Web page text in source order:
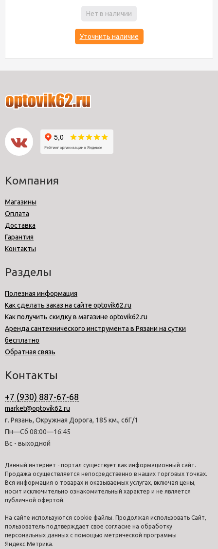
Нет в наличии
Уточнить наличие
Компания
Магазины
Оплата
Доставка
Гарантия
Контакты
Разделы
Полезная информация
Как сделать заказ на сайте optovik62.ru
Как получить скидку в магазине optovik62.ru
Аренда сантехнического инструмента в Рязани на сутки
бесплатно
Обратная связь
Контакты
+7 (930) 887-67-68
market@optovik62.ru
г. Рязань, Окружная Дорога, 185 км., с6Г/1
Пн—Сб 08:00—16:45
Вс - выходной
Данный интернет - портал существует как информационный сайт.
Продажа осуществляется непосредственно в наших торговых точках.
Вся информация о товарах и оказываемых услугах, включая цены,
носит исключительно ознакомительный характер и не является
публичной офертой.
На сайте используются cookie файлы. Продолжая использовать Сайт,
пользователь подтверждает свое согласие на обработку
персональных данных с помощью метрической программы
Яндекс.Метрика.